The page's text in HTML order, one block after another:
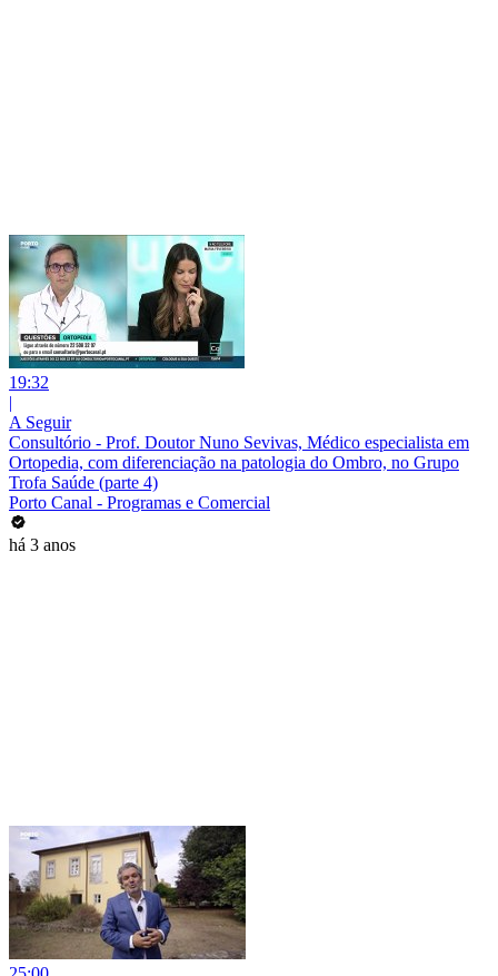
19:32
|
A Seguir
Consultório - Prof. Doutor Nuno Sevivas, Médico especialista em
Ortopedia, com diferenciação na patologia do Ombro, no Grupo
Trofa Saúde (parte 4)
Porto Canal - Programas e Comercial
há 3 anos